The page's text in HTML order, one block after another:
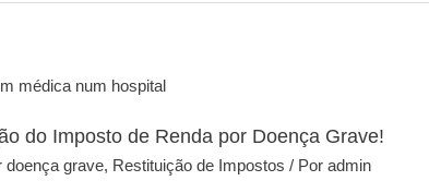
do Imposto de Renda por Doença Grave!
doença grave, Restituição de Impostos / Por admin